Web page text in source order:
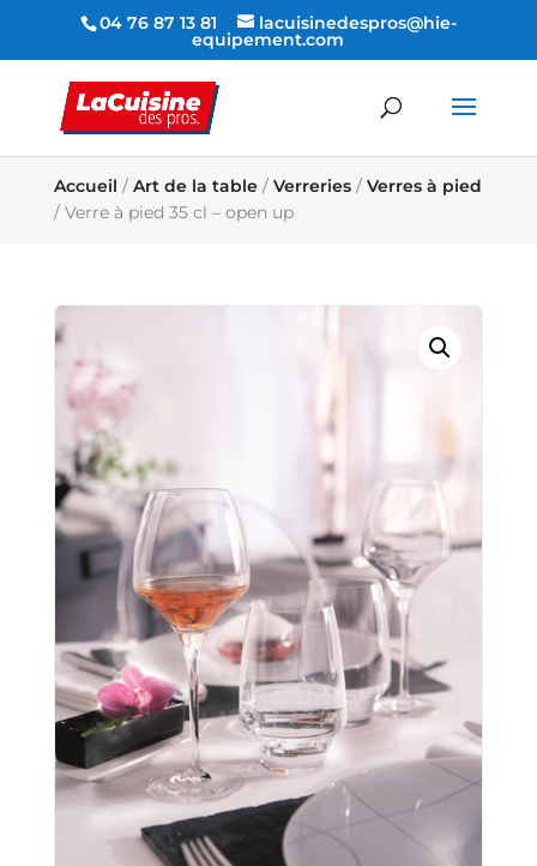
04 76 87 13 81 lacuisinedespros@hie-
equipement.com
Accueil / Art de la table/ Verreries/ Verres à pied
/ Verre à pied 35 cl – open up